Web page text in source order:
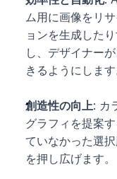
ム用に画像をリ
ョンを生成した
し、デザイナー
きるようにします
創造性の向上: カ
グラフィを提案
ていなかった選
を押し広げます。